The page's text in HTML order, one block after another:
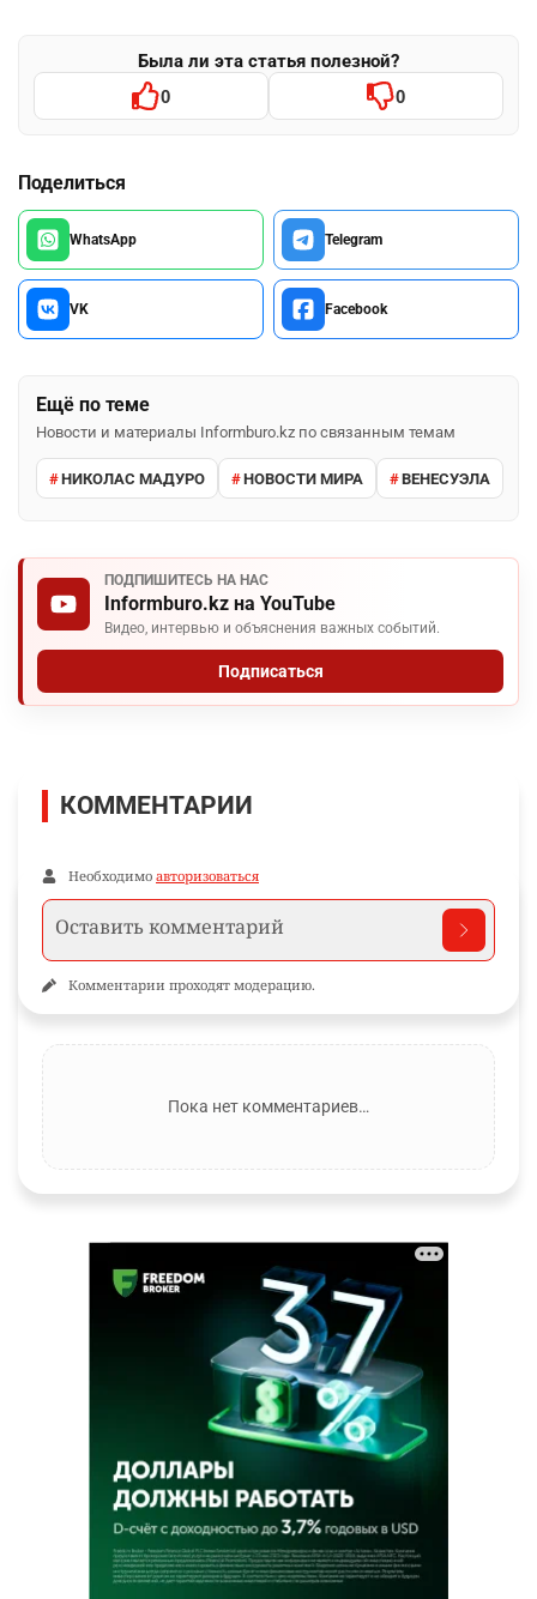
Была ли эта статья полезной?
0 0
Поделиться
WhatsApp Telegram
VK Facebook
Ещё по теме
Новости и материалы Informburo.kz по связанным темам
НИКОЛАС МАДУРО НОВОСТИ МИРА ВЕНЕСУЭЛА
ПОДПИШИТЕСЬ НА НАС
Informburo.kz на YouTube
Видео, интервью и объяснения важных событий.
Подписаться
КОММЕНТАРИИ
Необходимо авторизоваться
Комментарии проходят модерацию.
Пока нет комментариев…